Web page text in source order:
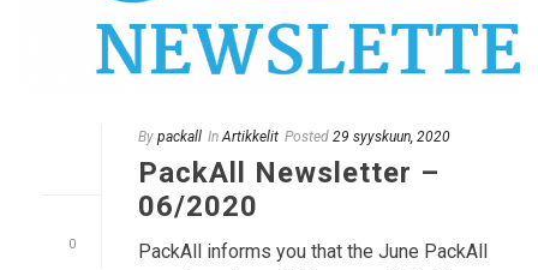
0
By packall In Artikkelit Posted 29 syyskuun, 2020
PackAll Newsletter –
06/2020
PackAll informs you that the June PackAll